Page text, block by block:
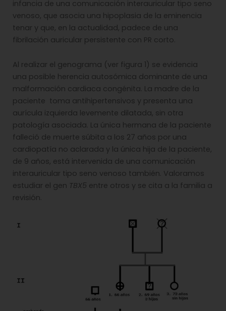
infancia de una comunicación interauricular tipo seno
venoso, que asocia una hipoplasia de la eminencia
tenar y que, en la actualidad, padece de una
fibrilación auricular persistente con PR corto.
Al realizar el genograma (ver figura 1) se evidencia
una posible herencia autosómica dominante de una
malformación cardiaca congénita. La madre de la
paciente toma antihipertensivos y presenta una
aurícula izquierda levemente dilatada, sin otra
patología asociada. La única hermana de la paciente
falleció de muerte súbita a los 27 años por una
cardiopatía no aclarada y la única hija de la paciente,
de 9 años, está intervenida de una comunicación
interauricular tipo seno venoso también. Valoramos
estudiar el gen TBX5 entre otros y se cita a la familia a
revisión.